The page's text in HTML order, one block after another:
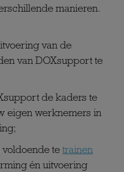
manieren.
van de
van DOXsupport te
de kaders te
eigen werknemers in
te trainen
én uitvoering